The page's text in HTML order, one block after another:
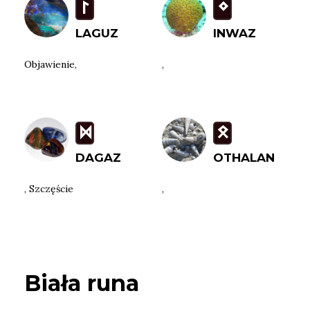
L
LAGUZ
Objawienie,
N
INWAZ
,
D
DAGAZ
, Szczęście
O
OTHALAN
,
Biała runa